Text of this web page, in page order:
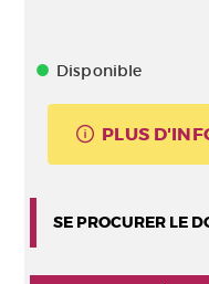
Disponible
PLUS
SE PROCURER LE